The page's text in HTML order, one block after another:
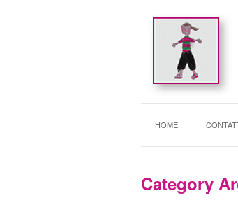
HOME
Category